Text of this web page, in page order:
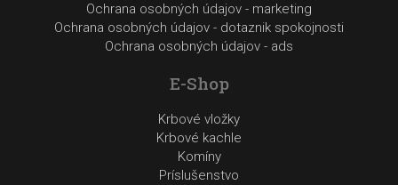
Ochrana osobných údajov - marketing
Ochrana osobných údajov - dotaznik spokojnosti
Ochrana osobných údajov - ads
E-Shop
Krbové vložky
Krbové kachle
Komíny
Príslušenstvo